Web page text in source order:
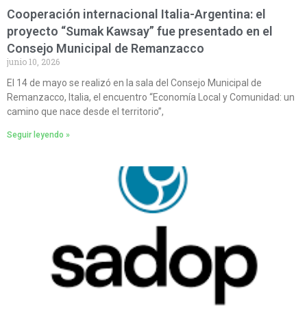
Cooperación internacional Italia-Argentina: el
proyecto “Sumak Kawsay” fue presentado en el
Consejo Municipal de Remanzacco
junio 10, 2026
El 14 de mayo se realizó en la sala del Consejo Municipal de
Remanzacco, Italia, el encuentro “Economía Local y Comunidad: un
camino que nace desde el territorio”,
Seguir leyendo »